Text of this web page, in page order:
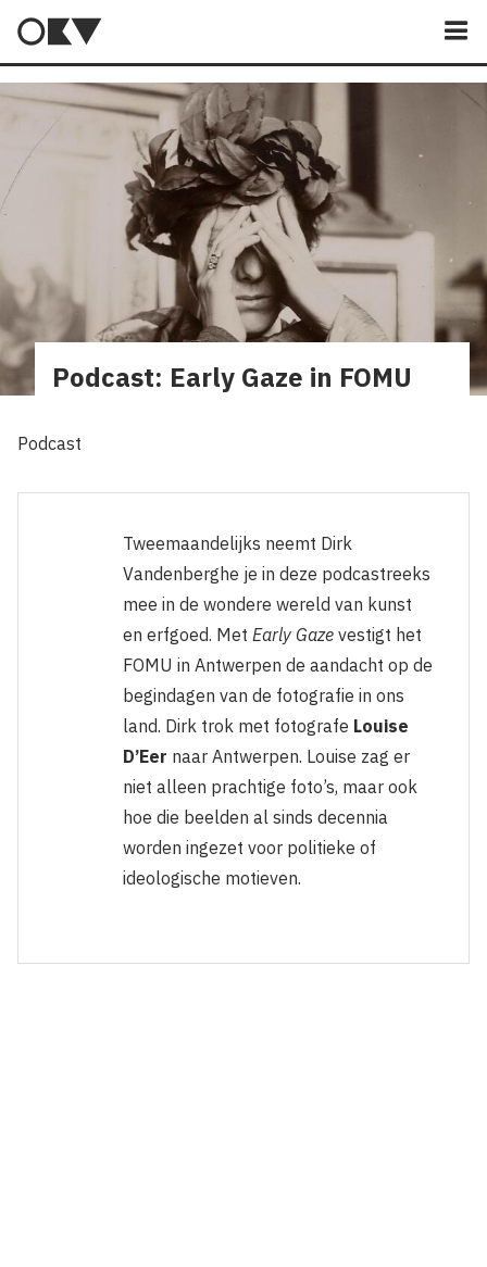
Podcast: Early Gaze in FOMU
Podcast
Tweemaandelijks neemt Dirk
Vandenberghe je in deze podcastreeks
mee in de wondere wereld van kunst
en erfgoed. Met Early Gaze vestigt het
FOMU in Antwerpen de aandacht op de
begindagen van de fotografie in ons
land. Dirk trok met fotografe Louise
D’Eer naar Antwerpen. Louise zag er
niet alleen prachtige foto’s, maar ook
hoe die beelden al sinds decennia
worden ingezet voor politieke of
ideologische motieven.